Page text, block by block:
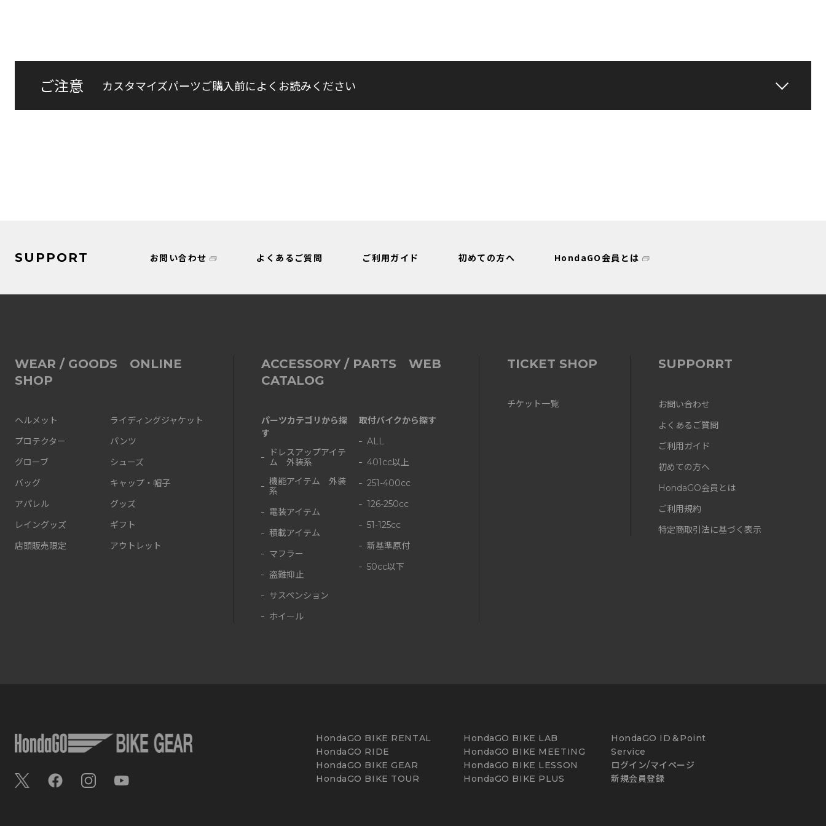
ご注意 カスタマイズパーツご購入前によくお読みください
SUPPORT お問い合わせ よくあるご質問 ご利用ガイド 初めての方へ HondaGO会員とは
WEAR / GOODS ONLINE
SHOP
ヘルメット
ライディングジャケット
プロテクター
パンツ
グローブ
シューズ
バッグ
キャップ・帽子
アパレル
グッズ
レイングッズ
ギフト
店頭販売限定
アウトレット
ACCESSORY / PARTS WEB
CATALOG
パーツカテゴリから探
す
ドレスアップアイテ
ム 外装系
機能アイテム 外装
系
電装アイテム
積載アイテム
マフラー
盗難抑止
サスペンション
ホイール
取付バイクから探す
ALL
401cc以上
251-400cc
126-250cc
51-125cc
新基準原付
50cc以下
TICKET SHOP
チケット一覧
SUPPORRT
お問い合わせ
よくあるご質問
ご利用ガイド
初めての方へ
HondaGO会員とは
ご利用規約
特定商取引法に基づく表示
HondaGO BIKE RENTAL
HondaGO RIDE
HondaGO BIKE GEAR
HondaGO BIKE TOUR
HondaGO BIKE LAB
HondaGO BIKE MEETING
HondaGO BIKE LESSON
HondaGO BIKE PLUS
HondaGO ID＆Point
Service
ログイン/マイページ
新規会員登録